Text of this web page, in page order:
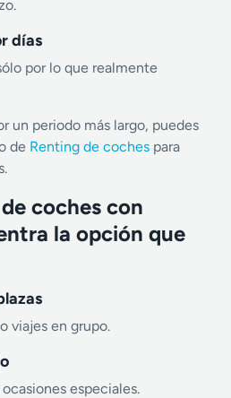
días
por lo que realmente
un periodo más largo, puedes
de Renting de coches para
coches con
la opción que
viajes en grupo.
especiales.